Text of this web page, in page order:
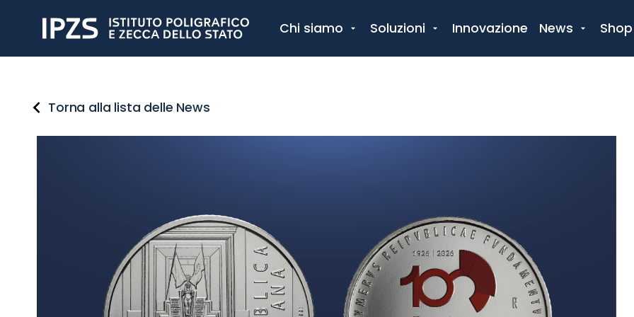
Chi siamo Soluzioni Innovazione News Shop
Torna alla lista delle News